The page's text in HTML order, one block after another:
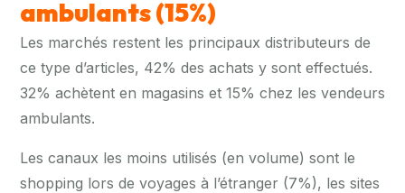
ambulants (15%)
Les marchés restent les principaux distributeurs de
ce type d’articles, 42% des achats y sont effectués.
32% achètent en magasins et 15% chez les vendeurs
ambulants.
Les canaux les moins utilisés (en volume) sont le
shopping lors de voyages à l’étranger (7%), les sites